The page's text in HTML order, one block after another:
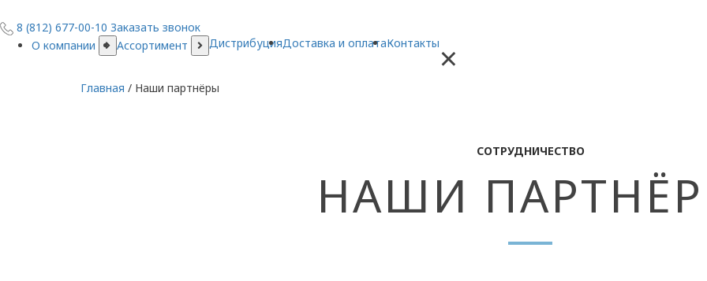
8 (812) 677-00-10 Заказать звонок
О компании
Ассортимент ДистрибуцияДоставка и оплатаКонтакты×
Главная / Наши партнёры
СОТРУДНИЧЕСТВО
НАШИ